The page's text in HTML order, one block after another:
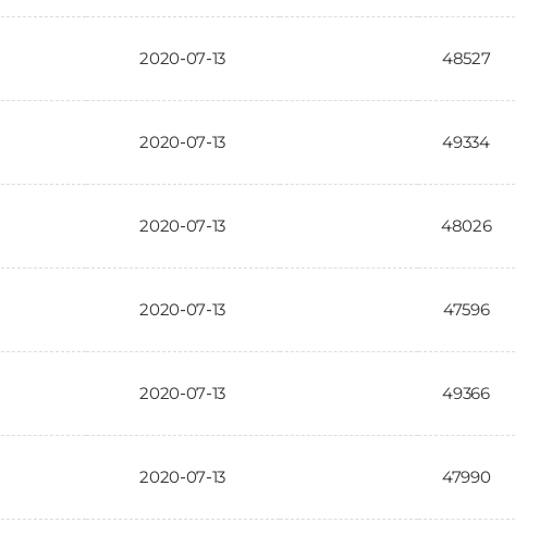
2020-07-13 48527
2020-07-13 49334
2020-07-13 48026
2020-07-13 47596
2020-07-13 49366
2020-07-13 47990